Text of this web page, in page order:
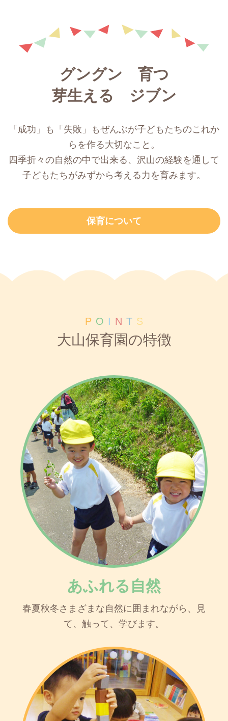
グングン 育つ
芽生える ジブン
「成功」も「失敗」もぜんぶが子どもたちのこれか
らを作る大切なこと。
四季折々の自然の中で出来る、沢山の経験を通して
子どもたちがみずから考える力を育みます。
保育について
P O I N T S
大山保育園の特徴
あふれる自然
春夏秋冬さまざまな自然に囲まれながら、見
て、触って、学びます。